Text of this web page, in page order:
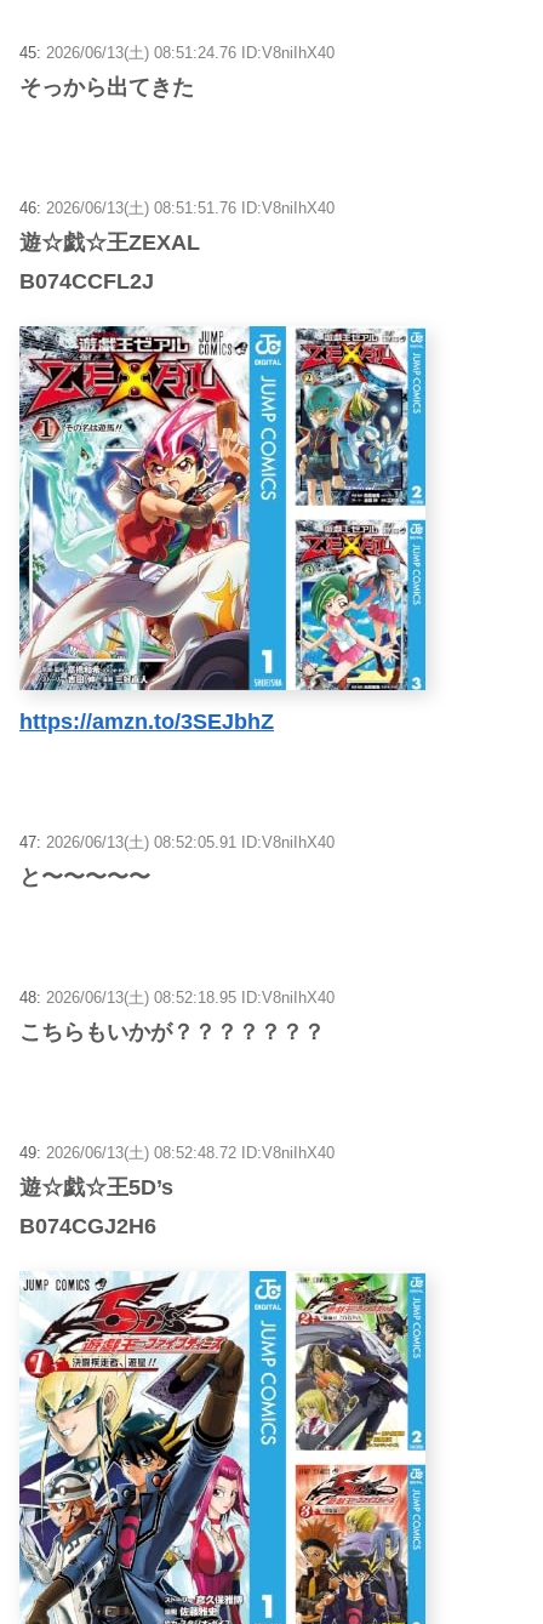
45: 2026/06/13(土) 08:51:24.76 ID:V8niIhX40
そっから出てきた
46: 2026/06/13(土) 08:51:51.76 ID:V8niIhX40
遊☆戯☆王ZEXAL
B074CCFL2J
https://amzn.to/3SEJbhZ
47: 2026/06/13(土) 08:52:05.91 ID:V8niIhX40
と〜〜〜〜〜
48: 2026/06/13(土) 08:52:18.95 ID:V8niIhX40
こちらもいかが？？？？？？？
49: 2026/06/13(土) 08:52:48.72 ID:V8niIhX40
遊☆戯☆王5D’s
B074CGJ2H6